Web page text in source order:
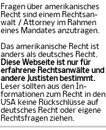
Fragen über amerika­ni­sches
Recht sind einem Rechts­an­
walt / Attorney im Rahmen
eines Mandates an­zu­tragen.
Das amerikanische Recht ist
anders als deutsches Recht.
Diese Webseite ist nur für
erfahrene Rechtsanwälte und
andere Justisten be­stimmt.
Leser sollten aus den In­
formationen zum Recht in den
USA keine Rückschlüsse auf
deutsches Recht oder eigene
Rechtsfragen ziehen.